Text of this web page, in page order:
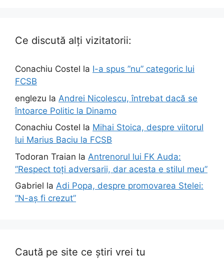
Ce discută alți vizitatorii:
Conachiu Costel la I-a spus ”nu” categoric lui
FCSB
englezu la Andrei Nicolescu, întrebat dacă se
întoarce Politic la Dinamo
Conachiu Costel la Mihai Stoica, despre viitorul
lui Marius Baciu la FCSB
Todoran Traian la Antrenorul lui FK Auda:
”Respect toți adversarii, dar acesta e stilul meu”
Gabriel la Adi Popa, despre promovarea Stelei:
”N-aș fi crezut”
Caută pe site ce știri vrei tu